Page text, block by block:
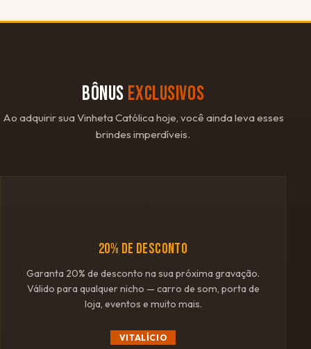
BÔNUS EXCLUSIVOS
Ao adquirir sua Vinheta Católica hoje, você ainda leva esses
brindes imperdíveis.
20% DE DESCONTO
Garanta 20% de desconto na sua próxima gravação.
Válido para qualquer nicho — carro de som, porta de
loja, eventos e muito mais.
VITALÍCIO